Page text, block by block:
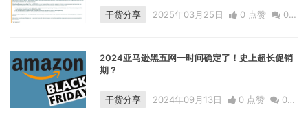
干货分享 2025年03月25日 0 点赞
0
2024亚马逊黑五网一时间确定了！史上超长促销
期？
干货分享 2024年09月13日 0 点赞
0